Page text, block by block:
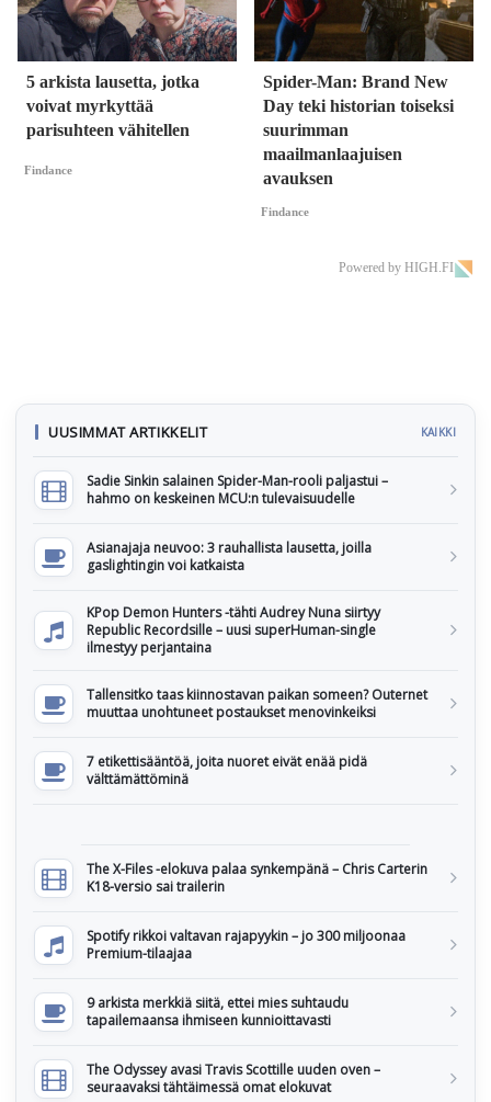
5 arkista lausetta, jotka
voivat myrkyttää
parisuhteen vähitellen
Findance
Spider-Man: Brand New
Day teki historian toiseksi
suurimman
maailmanlaajuisen
avauksen
Findance
Powered by HIGH.FI
UUSIMMAT ARTIKKELIT KAIKKI
Sadie Sinkin salainen Spider-Man-rooli paljastui –
hahmo on keskeinen MCU:n tulevaisuudelle
Asianajaja neuvoo: 3 rauhallista lausetta, joilla
gaslightingin voi katkaista
KPop Demon Hunters -tähti Audrey Nuna siirtyy
Republic Recordsille – uusi superHuman-single
ilmestyy perjantaina
Tallensitko taas kiinnostavan paikan someen? Outernet
muuttaa unohtuneet postaukset menovinkeiksi
7 etikettisääntöä, joita nuoret eivät enää pidä
välttämättöminä
The X-Files -elokuva palaa synkempänä – Chris Carterin
K18-versio sai trailerin
Spotify rikkoi valtavan rajapyykin – jo 300 miljoonaa
Premium-tilaajaa
9 arkista merkkiä siitä, ettei mies suhtaudu
tapailemaansa ihmiseen kunnioittavasti
The Odyssey avasi Travis Scottille uuden oven –
seuraavaksi tähtäimessä omat elokuvat